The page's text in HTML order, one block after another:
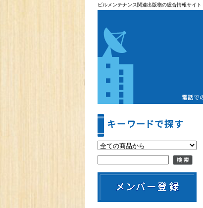
ビルメンテナンス関連出版物の総合情報サイ